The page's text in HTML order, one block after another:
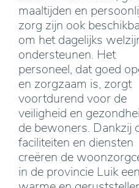
maaltijden en
zorg zijn ook
om het dagelijks
ondersteunen. Het
personeel, dat goed
en zorgzaam is, zorgt
voortdurend voor de
veiligheid en
de bewoners. Dankzij
faciliteiten en diensten
creëren de
in de provincie Luik een